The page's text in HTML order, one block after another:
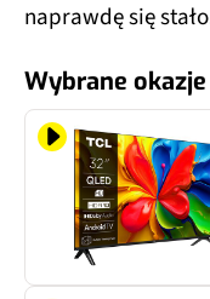
naprawdę się
Wybrane